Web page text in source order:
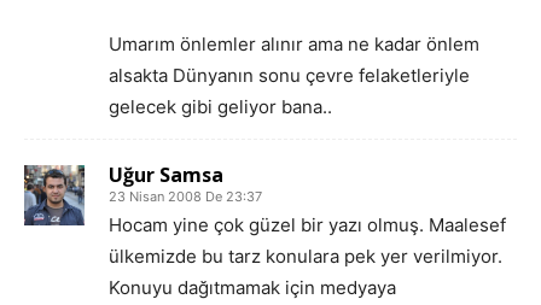
Umarım önlemler alınır ama ne kadar önlem
alsakta Dünyanın sonu çevre felaketleriyle
gelecek gibi geliyor bana..
Uğur Samsa
23 Nisan 2008 De 23:37
Hocam yine çok güzel bir yazı olmuş. Maalesef
ülkemizde bu tarz konulara pek yer verilmiyor.
Konuyu dağıtmamak için medyaya